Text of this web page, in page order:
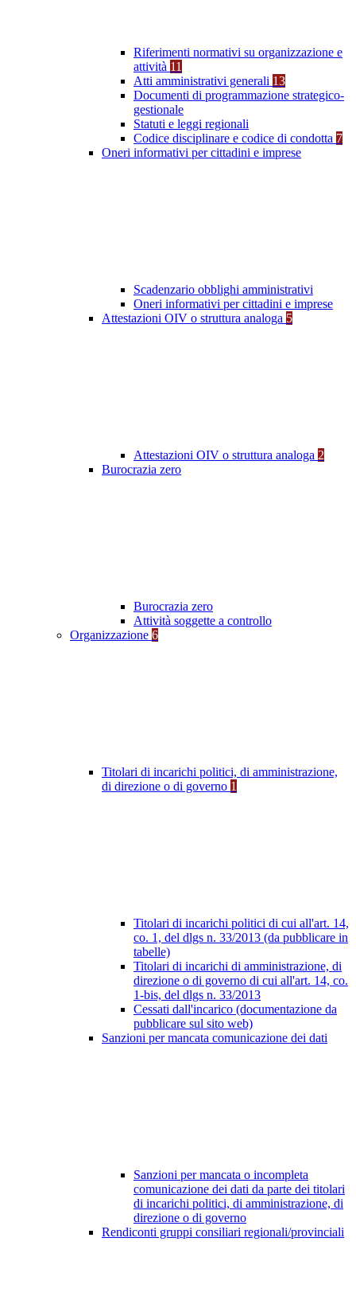
Riferimenti normativi su organizzazione e
attività 11
Atti amministrativi generali 13
Documenti di programmazione strategico-
gestionale
Statuti e leggi regionali
Codice disciplinare e codice di condotta 7
Oneri informativi per cittadini e imprese
Scadenzario obblighi amministrativi
Oneri informativi per cittadini e imprese
Attestazioni OIV o struttura analoga 5
Attestazioni OIV o struttura analoga 2
Burocrazia zero
Burocrazia zero
Attività soggette a controllo
Organizzazione 6
Titolari di incarichi politici, di amministrazione,
di direzione o di governo 1
Titolari di incarichi politici di cui all'art. 14,
co. 1, del dlgs n. 33/2013 (da pubblicare in
tabelle)
Titolari di incarichi di amministrazione, di
direzione o di governo di cui all'art. 14, co.
1-bis, del dlgs n. 33/2013
Cessati dall'incarico (documentazione da
pubblicare sul sito web)
Sanzioni per mancata comunicazione dei dati
Sanzioni per mancata o incompleta
comunicazione dei dati da parte dei titolari
di incarichi politici, di amministrazione, di
direzione o di governo
Rendiconti gruppi consiliari regionali/provinciali